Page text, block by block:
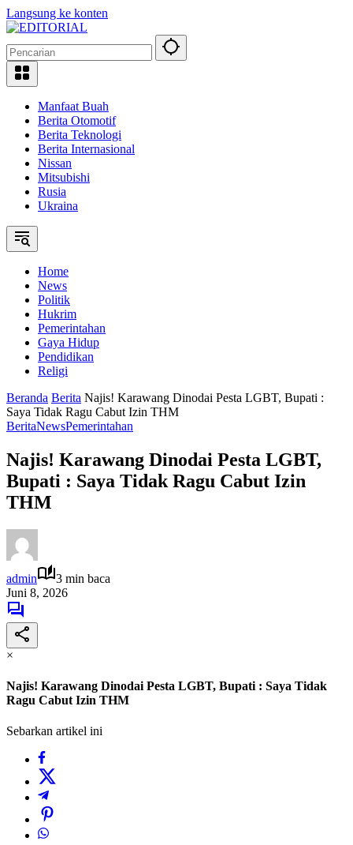
Langsung ke konten
Manfaat Buah
Berita Otomotif
Berita Teknologi
Berita Internasional
Nissan
Mitsubishi
Rusia
Ukraina
Home
News
Politik
Hukrim
Pemerintahan
Gaya Hidup
Pendidikan
Religi
Beranda Berita Najis! Karawang Dinodai Pesta LGBT, Bupati :
Saya Tidak Ragu Cabut Izin THM
BeritaNewsPemerintahan
Najis! Karawang Dinodai Pesta LGBT,
Bupati : Saya Tidak Ragu Cabut Izin
THM
admin
3 min baca
Juni 8, 2026
×
Najis! Karawang Dinodai Pesta LGBT, Bupati : Saya Tidak
Ragu Cabut Izin THM
Sebarkan artikel ini